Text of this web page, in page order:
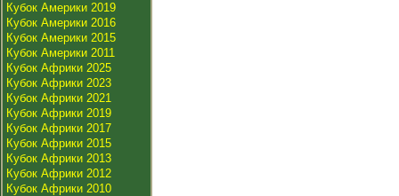
Кубок Америки 2019
Кубок Америки 2016
Кубок Америки 2015
Кубок Америки 2011
Кубок Африки 2025
Кубок Африки 2023
Кубок Африки 2021
Кубок Африки 2019
Кубок Африки 2017
Кубок Африки 2015
Кубок Африки 2013
Кубок Африки 2012
Кубок Африки 2010